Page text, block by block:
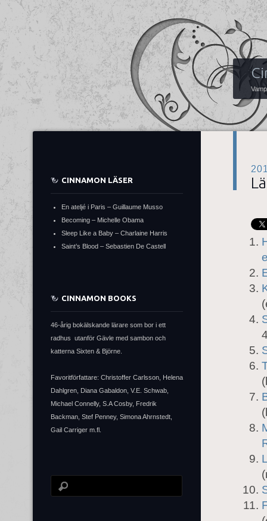
CINNAMON LÄSER
En ateljé i Paris – Guillaume Musso
Becoming – Michelle Obama
Sleep Like a Baby – Charlaine Harris
Saint’s Blood – Sebastien De Castell
CINNAMON BOOKS
46-årig bokälskande lärare som bor i ett
radhus utanför Gävle med sambon och
katterna Sixten & Björne.
Favoritförfattare: Christoffer Carlsson, Helena
Dahlgren, Diana Gabaldon, V.E. Schwab,
Michael Connelly, S.A Cosby, Fredrik
Backman, Stef Penney, Simona Ahrnstedt,
Gail Carriger m.fl.